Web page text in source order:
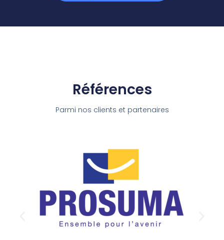
Références
Parmi nos clients et partenaires